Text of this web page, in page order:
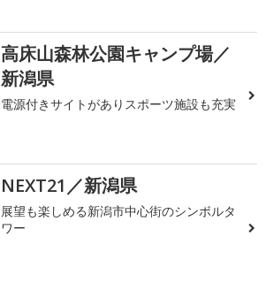
高床山森林公園キャンプ場／
新潟県
電源付きサイトがありスポーツ施設も充実
NEXT21／新潟県
展望も楽しめる新潟市中心街のシンボルタ
ワー